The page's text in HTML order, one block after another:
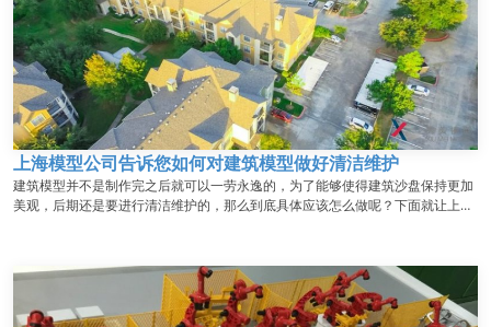
上海模型公司告诉您如何对建筑模型做好清洁维护
建筑模型并不是制作完之后就可以一劳永逸的，为了能够使得建筑沙盘保持更加
美观，后期还是要进行清洁维护的，那么到底具体应该怎么做呢？下面就让上海